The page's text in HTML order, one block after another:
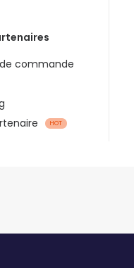
commande
HOT